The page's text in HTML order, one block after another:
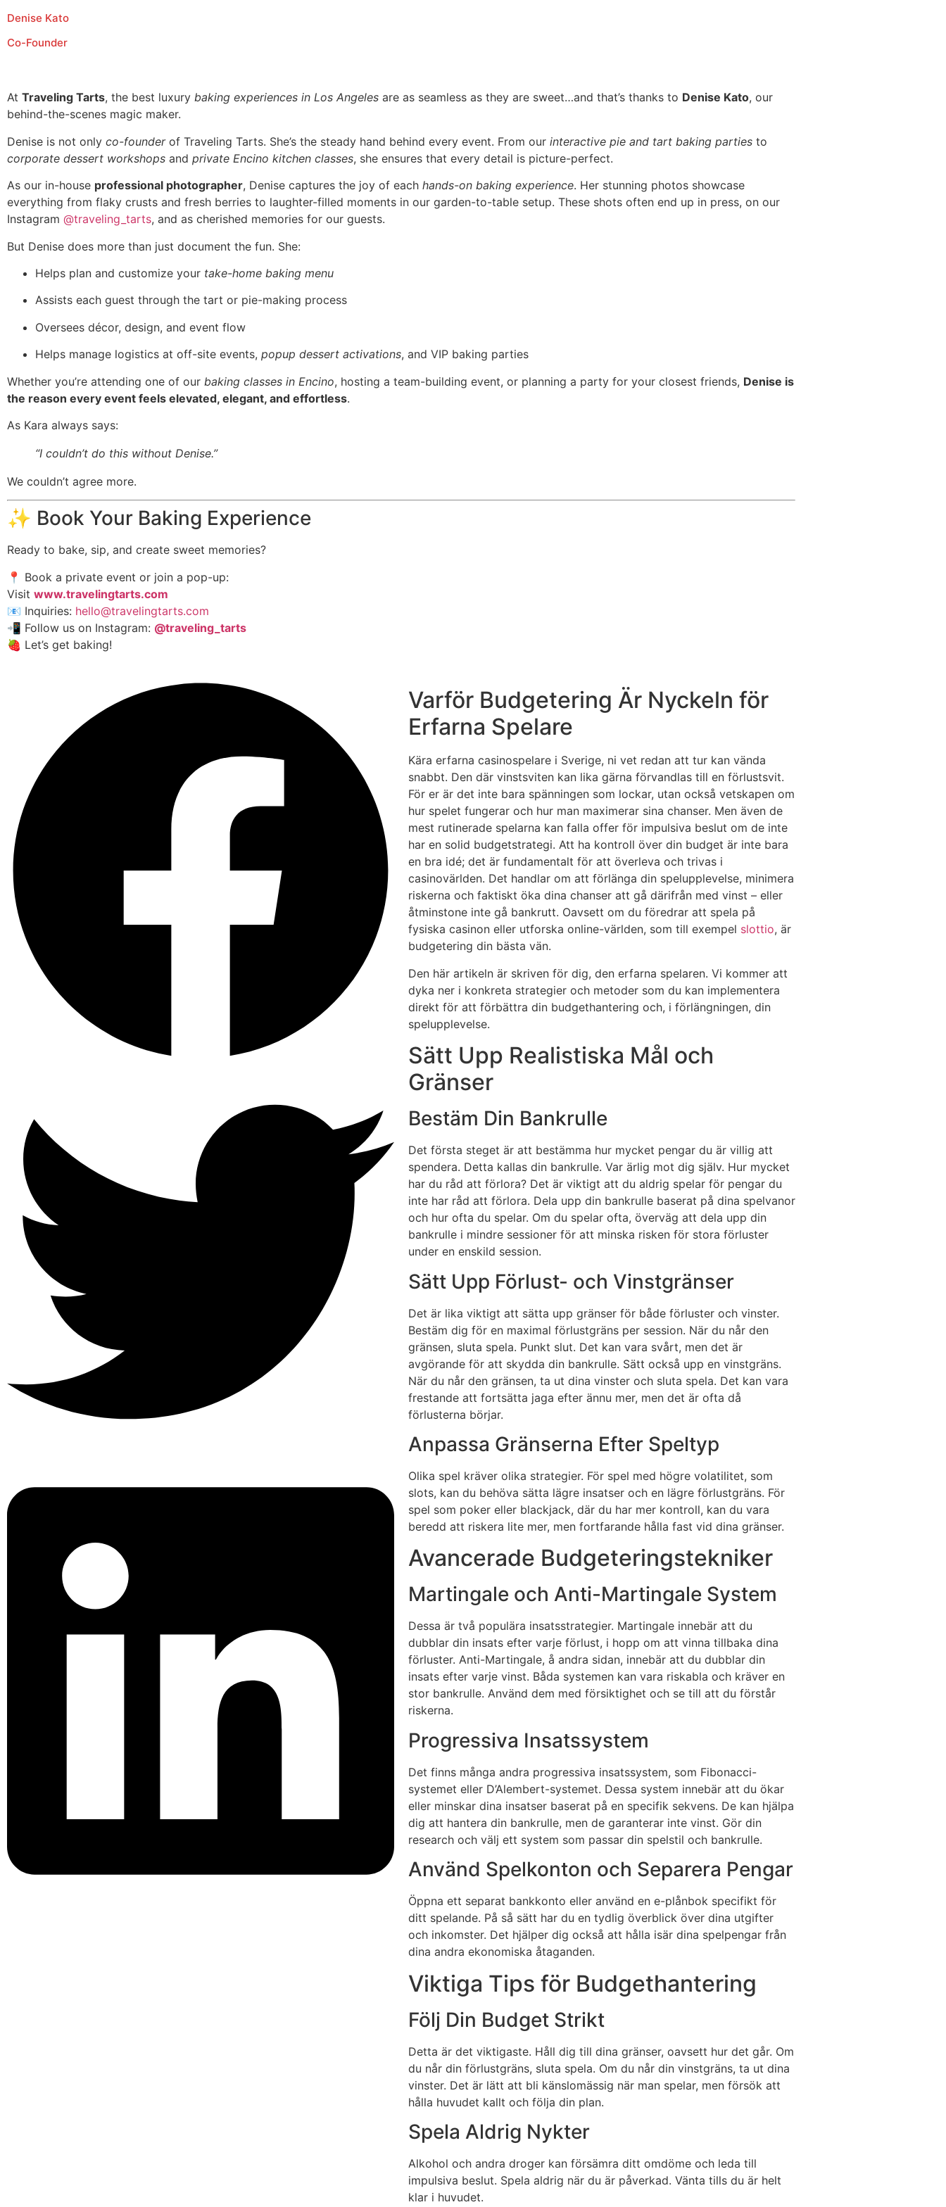
Denise Kato
Co-Founder
At Traveling Tarts, the best luxury baking experiences in Los Angeles are as seamless as they are sweet…and that’s thanks to Denise Kato, our
behind-the-scenes magic maker.
Denise is not only co-founderof Traveling Tarts. She’s the steady hand behind every event. From our interactive pie and tart baking parties to
corporate dessert workshops and private Encino kitchen classes, she ensures that every detail is picture-perfect.
As our in-house professional photographer, Denise captures the joy of each hands-on baking experience. Her stunning photos showcase
everything from flaky crusts and fresh berries to laughter-filled moments in our garden-to-table setup. These shots often end up in press, on our
Instagram @traveling_tarts, and as cherished memories for our guests.
But Denise does more than just document the fun. She:
Helps plan and customize your take-home baking menu
Assists each guest through the tart or pie-making process
Oversees décor, design, and event flow
Helps manage logistics at off-site events, popup dessert activations, and VIP baking parties
Whether you’re attending one of our baking classes in Encino, hosting a team-building event, or planning a party for your closest friends, Denise is
the reason every event feels elevated, elegant, and effortless.
As Kara always says:
“I couldn’t do this without Denise.”
We couldn’t agree more.
✨ Book Your Baking Experience
Ready to bake, sip, and create sweet memories?
📍 Book a private event or join a pop-up:
Visit www.travelingtarts.com
📧 Inquiries: hello@travelingtarts.com
📲 Follow us on Instagram: @traveling_tarts
🍓 Let’s get baking!
Varför Budgetering Är Nyckeln för
Erfarna Spelare
Kära erfarna casinospelare i Sverige, ni vet redan att tur kan vända
snabbt. Den där vinstsviten kan lika gärna förvandlas till en förlustsvit.
För er är det inte bara spänningen som lockar, utan också vetskapen om
hur spelet fungerar och hur man maximerar sina chanser. Men även de
mest rutinerade spelarna kan falla offer för impulsiva beslut om de inte
har en solid budgetstrategi. Att ha kontroll över din budget är inte bara
en bra idé; det är fundamentalt för att överleva och trivas i
casinovärlden. Det handlar om att förlänga din spelupplevelse, minimera
riskerna och faktiskt öka dina chanser att gå därifrån med vinst – eller
åtminstone inte gå bankrutt. Oavsett om du föredrar att spela på
fysiska casinon eller utforska online-världen, som till exempel slottio, är
budgetering din bästa vän.
Den här artikeln är skriven för dig, den erfarna spelaren. Vi kommer att
dyka ner i konkreta strategier och metoder som du kan implementera
direkt för att förbättra din budgethantering och, i förlängningen, din
spelupplevelse.
Sätt Upp Realistiska Mål och
Gränser
Bestäm Din Bankrulle
Det första steget är att bestämma hur mycket pengar du är villig att
spendera. Detta kallas din bankrulle. Var ärlig mot dig själv. Hur mycket
har du råd att förlora? Det är viktigt att du aldrig spelar för pengar du
inte har råd att förlora. Dela upp din bankrulle baserat på dina spelvanor
och hur ofta du spelar. Om du spelar ofta, överväg att dela upp din
bankrulle i mindre sessioner för att minska risken för stora förluster
under en enskild session.
Sätt Upp Förlust- och Vinstgränser
Det är lika viktigt att sätta upp gränser för både förluster och vinster.
Bestäm dig för en maximal förlustgräns per session. När du når den
gränsen, sluta spela. Punkt slut. Det kan vara svårt, men det är
avgörande för att skydda din bankrulle. Sätt också upp en vinstgräns.
När du når den gränsen, ta ut dina vinster och sluta spela. Det kan vara
frestande att fortsätta jaga efter ännu mer, men det är ofta då
förlusterna börjar.
Anpassa Gränserna Efter Speltyp
Olika spel kräver olika strategier. För spel med högre volatilitet, som
slots, kan du behöva sätta lägre insatser och en lägre förlustgräns. För
spel som poker eller blackjack, där du har mer kontroll, kan du vara
beredd att riskera lite mer, men fortfarande hålla fast vid dina gränser.
Avancerade Budgeteringstekniker
Martingale och Anti-Martingale System
Dessa är två populära insatsstrategier. Martingale innebär att du
dubblar din insats efter varje förlust, i hopp om att vinna tillbaka dina
förluster. Anti-Martingale, å andra sidan, innebär att du dubblar din
insats efter varje vinst. Båda systemen kan vara riskabla och kräver en
stor bankrulle. Använd dem med försiktighet och se till att du förstår
riskerna.
Progressiva Insatssystem
Det finns många andra progressiva insatssystem, som Fibonacci-
systemet eller D’Alembert-systemet. Dessa system innebär att du ökar
eller minskar dina insatser baserat på en specifik sekvens. De kan hjälpa
dig att hantera din bankrulle, men de garanterar inte vinst. Gör din
research och välj ett system som passar din spelstil och bankrulle.
Använd Spelkonton och Separera Pengar
Öppna ett separat bankkonto eller använd en e-plånbok specifikt för
ditt spelande. På så sätt har du en tydlig överblick över dina utgifter
och inkomster. Det hjälper dig också att hålla isär dina spelpengar från
dina andra ekonomiska åtaganden.
Viktiga Tips för Budgethantering
Följ Din Budget Strikt
Detta är det viktigaste. Håll dig till dina gränser, oavsett hur det går. Om
du når din förlustgräns, sluta spela. Om du når din vinstgräns, ta ut dina
vinster. Det är lätt att bli känslomässig när man spelar, men försök att
hålla huvudet kallt och följa din plan.
Spela Aldrig Nykter
Alkohol och andra droger kan försämra ditt omdöme och leda till
impulsiva beslut. Spela aldrig när du är påverkad. Vänta tills du är helt
klar i huvudet.